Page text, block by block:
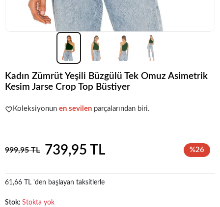
Kadın Zümrüt Yeşili Büzgülü Tek Omuz Asimetrik
Kesim Jarse Crop Top Büstiyer
Popüler seçim!Gardırobunuz için harika bir tercih.
Koleksiyonun en sevilen parçalarından biri.
999,95 TL 739,95 TL %26
61,66 TL 'den başlayan taksitlerle
Stok: Stokta yok